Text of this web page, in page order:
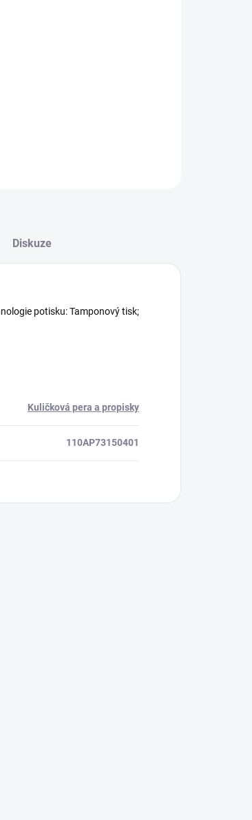
Diskuze
potisku: Tamponový tisk;
Kuličková pera a propisky
110AP73150401